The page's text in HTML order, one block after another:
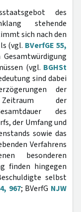
des
stehende
sich nach den
(vgl. BVerfGE 55,
(vgl. BGHSt
sind dabei
der
der
des
der Umfang und
sowie das
Verfahrens
besonderen
finden hingegen
selbst
967; BVerfG NJW